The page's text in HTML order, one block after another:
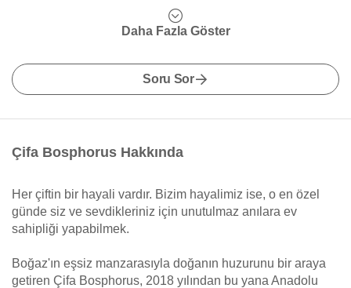
Daha Fazla Göster
Soru Sor
Çifa Bosphorus Hakkında
Her çiftin bir hayali vardır. Bizim hayalimiz ise, o en özel
günde siz ve sevdikleriniz için unutulmaz anılara ev
sahipliği yapabilmek.
Boğaz'ın eşsiz manzarasıyla doğanın huzurunu bir araya
getiren Çifa Bosphorus, 2018 yılından bu yana Anadolu